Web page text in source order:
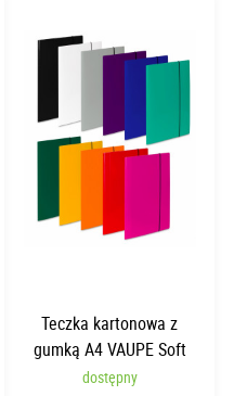
Teczka kartonowa z
gumką A4 VAUPE Soft
Żółta
dostępny